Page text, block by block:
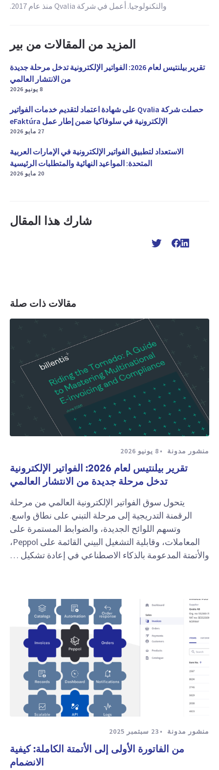
والتكنولوجيا. أعمل في شركة Qvalia منذ عام 2017.
المزيد من المقالات من بير
تقرير بيلنتيس لعام 2026: الفواتير الإلكترونية تدخل مرحلة جديدة
من الانتشار العالمي
8 يونيو 2026
حصلت شركة Qvalia على شهادة اعتماد لتقديم خدمات الفواتير
الإلكترونية في سلوفاكيا ضمن إطار عمل eFaktúra
27 مايو 2026
الاستعداد لتطبيق الفواتير الإلكترونية في الإمارات العربية
المتحدة: المواعيد النهائية والمتطلبات الرئيسية
20 مايو 2026
شارك هذا المقال
مقالات ذات صلة
منشور مدونة 8 يونيو 2026
تقرير بيلنتيس لعام 2026: الفواتير الإلكترونية
تدخل مرحلة جديدة من الانتشار العالمي
يتحول سوق الفواتير الإلكترونية العالمي من مرحلة
الرقمنة التدريجية إلى مرحلة التبني على نطاق واسع.
وتسهم اللوائح الجديدة، والضوابط المستمرة على
المعاملات، وقابلية التشغيل البيني القائمة على Peppol،
والأتمتة المدعومة بالذكاء الاصطناعي في إعادة تشكيل …
منشور مدونة 23 سبتمبر 2025
من الفاتورة الأولى إلى الأتمتة الكاملة: كيفية
الانضمام